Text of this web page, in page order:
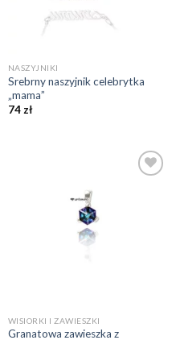
NASZYJNIKI
Srebrny naszyjnik celebrytka
„mama”
74 zł
WISIORKI I ZAWIESZKI
Granatowa zawieszka z